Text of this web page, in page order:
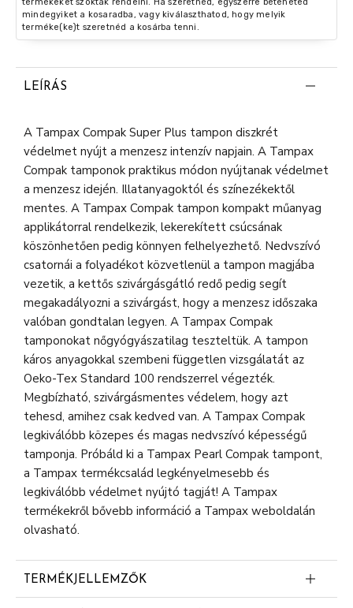
termékeket szokták rendelni. Ha szeretnéd, egyszerre beteheted
mindegyiket a kosaradba, vagy kiválaszthatod, hogy melyik
terméke(ke)t szeretnéd a kosárba tenni.
LEÍRÁS
A Tampax Compak Super Plus tampon diszkrét
védelmet nyújt a menzesz intenzív napjain. A Tampax
Compak tamponok praktikus módon nyújtanak védelmet
a menzesz idején. Illatanyagoktól és színezékektől
mentes. A Tampax Compak tampon kompakt műanyag
applikátorral rendelkezik, lekerekített csúcsának
köszönhetően pedig könnyen felhelyezhető. Nedvszívó
csatornái a folyadékot közvetlenül a tampon magjába
vezetik, a kettős szivárgásgátló redő pedig segít
megakadályozni a szivárgást, hogy a menzesz időszaka
valóban gondtalan legyen. A Tampax Compak
tamponokat nőgyógyászatilag teszteltük. A tampon
káros anyagokkal szembeni független vizsgálatát az
Oeko-Tex Standard 100 rendszerrel végezték.
Megbízható, szivárgásmentes védelem, hogy azt
tehesd, amihez csak kedved van. A Tampax Compak
legkiválóbb közepes és magas nedvszívó képességű
tamponja. Próbáld ki a Tampax Pearl Compak tampont,
a Tampax termékcsalád legkényelmesebb és
legkiválóbb védelmet nyújtó tagját! A Tampax
termékekről bővebb információ a Tampax weboldalán
olvasható.
TERMÉKJELLEMZŐK